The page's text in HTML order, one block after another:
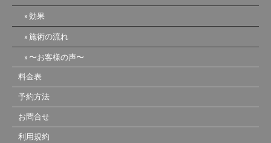
効果
施術の流れ
〜お客様の声〜
料金表
予約方法
お問合せ
利用規約